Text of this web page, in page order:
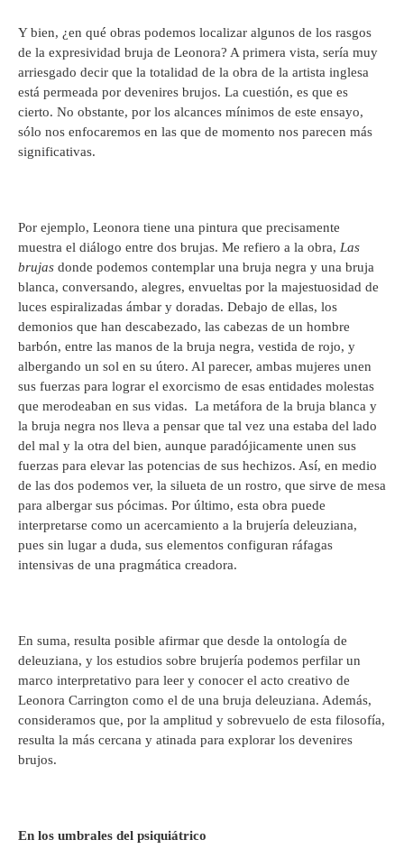
Y bien, ¿en qué obras podemos localizar algunos de los rasgos
de la expresividad bruja de Leonora? A primera vista, sería muy
arriesgado decir que la totalidad de la obra de la artista inglesa
está permeada por devenires brujos. La cuestión, es que es
cierto. No obstante, por los alcances mínimos de este ensayo,
sólo nos enfocaremos en las que de momento nos parecen más
significativas.
Por ejemplo, Leonora tiene una pintura que precisamente
muestra el diálogo entre dos brujas. Me refiero a la obra, Las
brujas donde podemos contemplar una bruja negra y una bruja
blanca, conversando, alegres, envueltas por la majestuosidad de
luces espiralizadas ámbar y doradas. Debajo de ellas, los
demonios que han descabezado, las cabezas de un hombre
barbón, entre las manos de la bruja negra, vestida de rojo, y
albergando un sol en su útero. Al parecer, ambas mujeres unen
sus fuerzas para lograr el exorcismo de esas entidades molestas
que merodeaban en sus vidas. La metáfora de la bruja blanca y
la bruja negra nos lleva a pensar que tal vez una estaba del lado
del mal y la otra del bien, aunque paradójicamente unen sus
fuerzas para elevar las potencias de sus hechizos. Así, en medio
de las dos podemos ver, la silueta de un rostro, que sirve de mesa
para albergar sus pócimas. Por último, esta obra puede
interpretarse como un acercamiento a la brujería deleuziana,
pues sin lugar a duda, sus elementos configuran ráfagas
intensivas de una pragmática creadora.
En suma, resulta posible afirmar que desde la ontología de
deleuziana, y los estudios sobre brujería podemos perfilar un
marco interpretativo para leer y conocer el acto creativo de
Leonora Carrington como el de una bruja deleuziana. Además,
consideramos que, por la amplitud y sobrevuelo de esta filosofía,
resulta la más cercana y atinada para explorar los devenires
brujos.
En los umbrales del psiquiátrico